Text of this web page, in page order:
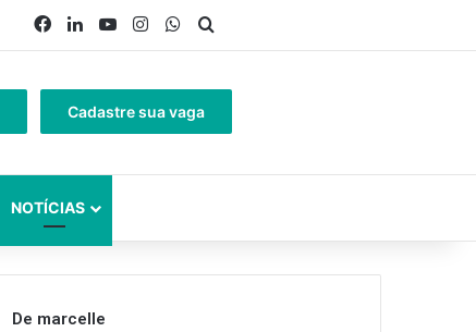
Facebook
LinkedinYouTubeInstagramWhatsApp
Cadastre sua vaga
NOTÍCIAS
De marcelle